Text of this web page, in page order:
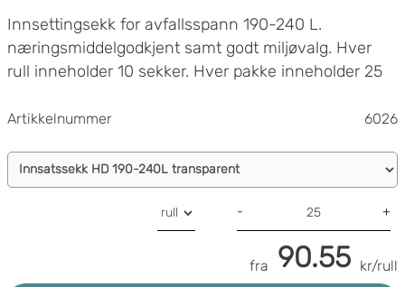
Innsettingsekk for avfallsspann 190-240 L.
næringsmiddelgodkjent samt godt miljøvalg. Hver
rull inneholder 10 sekker. Hver pakke inneholder 25
Artikkelnummer 6026
- +
fra 90.55 kr/rull